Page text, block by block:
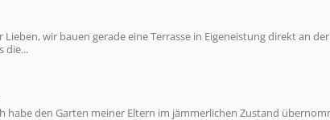
wir bauen gerade eine Terrasse in Eigeneistung direkt an
die...
habe den Garten meiner Eltern im jämmerlichen Zustand